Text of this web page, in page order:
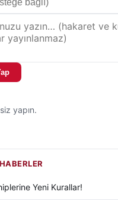
yapın.
Yeni Kurallar!